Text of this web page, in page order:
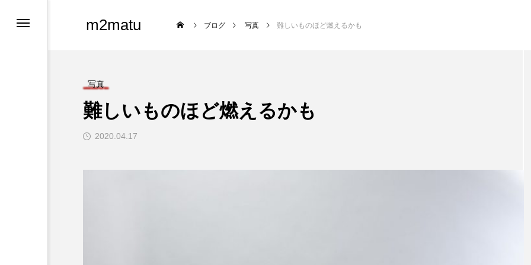
m2matu ブログ 写真 難しいものほど燃えるかも
写真
難しいものほど燃えるかも
2020.04.17